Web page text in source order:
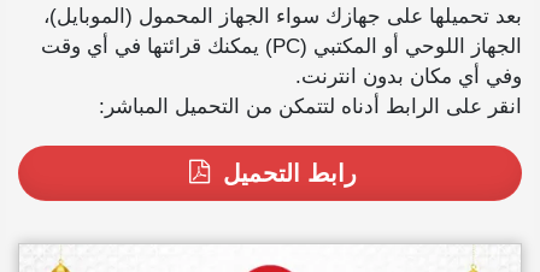
بعد تحميلها على جهازك سواء الجهاز المحمول (الموبايل)،
الجهاز اللوحي أو المكتبي (PC) يمكنك قرائتها في أي وقت
وفي أي مكان بدون انترنت.
انقر على الرابط أدناه لتتمكن من التحميل المباشر:
رابط التحميل